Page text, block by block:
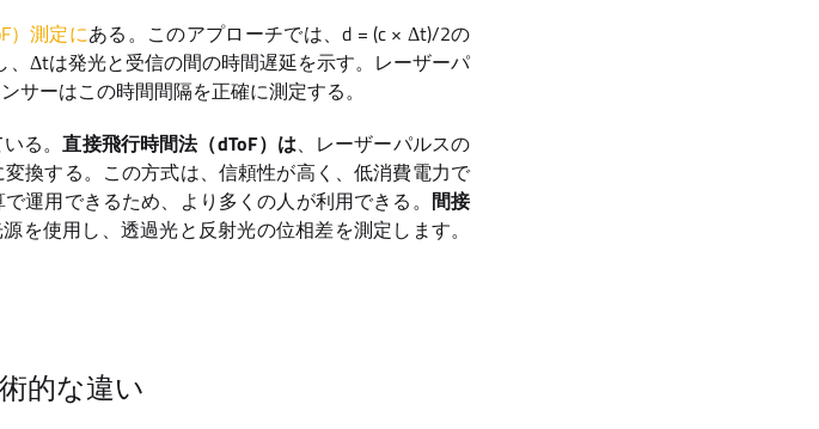
）測定にある。このアプローチでは、d = (c × Δt)/2の
Δtは発光と受信の間の時間遅延を示す。レーザーパ
ーはこの時間間隔を正確に測定する。
る。直接飛行時間法（dToF）は、レーザーパルスの
換する。この方式は、信頼性が高く、低消費電力で
運用できるため、より多くの人が利用できる。 間接
を使用し、透過光と反射光の位相差を測定します。
的な違い